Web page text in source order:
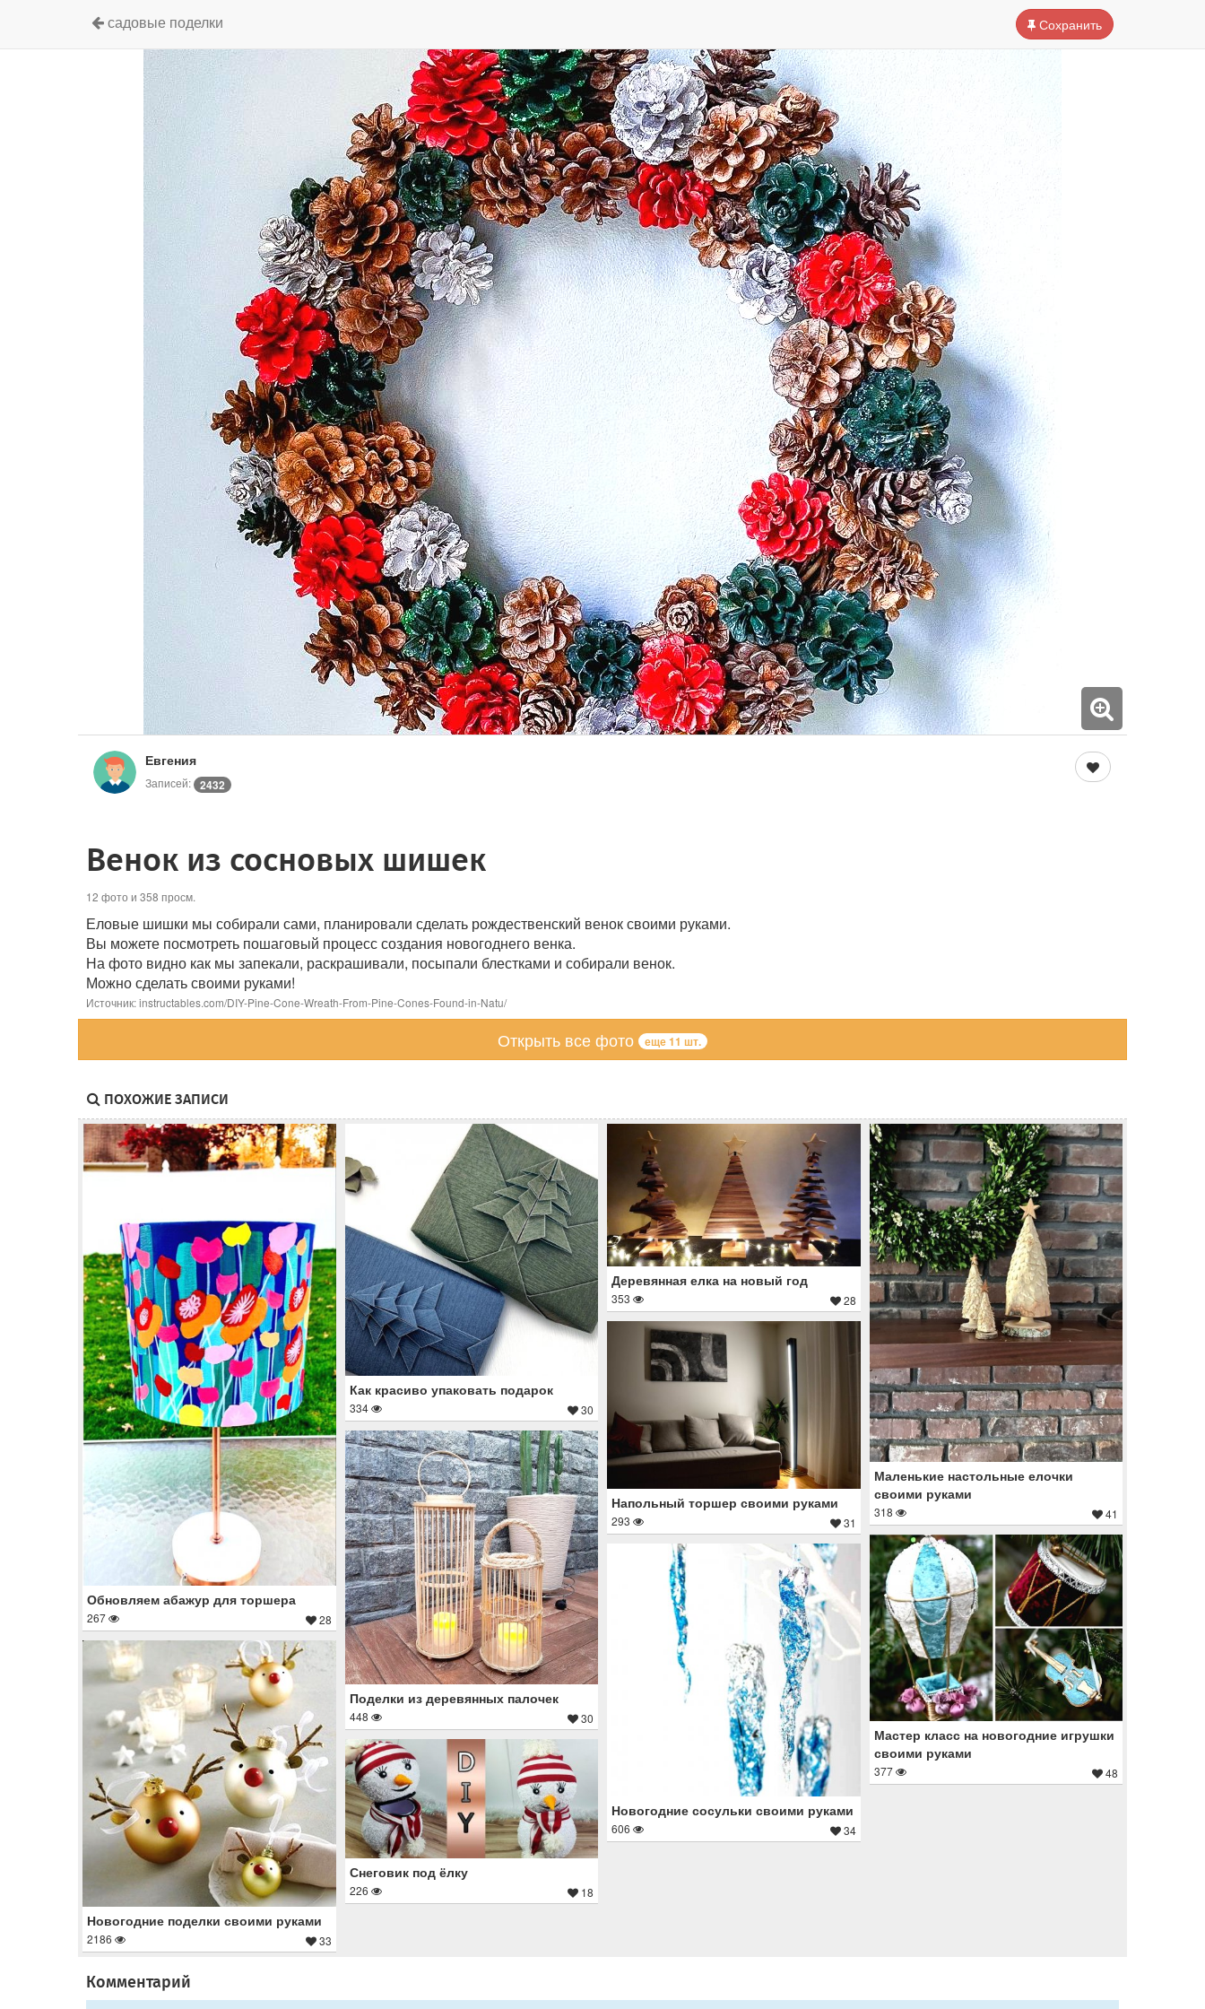
Сохранить
садовые поделки
Евгения
Записей: 2432
Венок из сосновых шишек
12 фото и 358 просм.
Еловые шишки мы собирали сами, планировали сделать рождественский венок своими руками.
Вы можете посмотреть пошаговый процесс создания новогоднего венка.
На фото видно как мы запекали, раскрашивали, посыпали блестками и собирали венок.
Можно сделать своими руками!
Источник: instructables.com/DIY-Pine-Cone-Wreath-From-Pine-Cones-Found-in-Natu/
Открыть все фото еще 11 шт.
ПОХОЖИЕ ЗАПИСИ
Обновляем абажур для торшера
267 28
Как красиво упаковать подарок
334 30
Деревянная елка на новый год
353 28
Маленькие настольные елочки
своими руками
318 41
Напольный торшер своими руками
293 31
Поделки из деревянных палочек
448 30
Мастер класс на новогодние игрушки
своими руками
377 48
Новогодние сосульки своими руками
606 34
Новогодние поделки своими руками
2186 33
Снеговик под ёлку
226 18
Комментарий